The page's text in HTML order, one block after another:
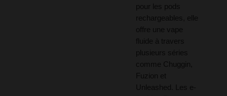
pour les pods
rechargeables, elle
offre une vape
fluide à travers
plusieurs séries
comme Chuggin,
Fuzion et
Unleashed. Les e-